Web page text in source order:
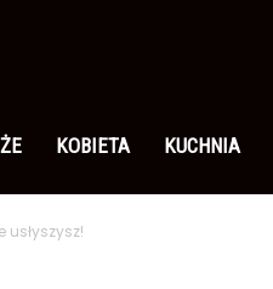
KOBIETA KUCHNIA